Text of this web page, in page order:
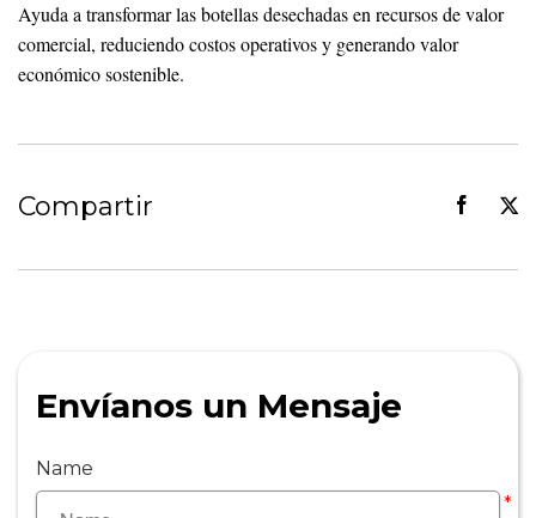
Ayuda a transformar las botellas desechadas en recursos de valor
comercial, reduciendo costos operativos y generando valor
económico sostenible.
Compartir
Envíanos un Mensaje
Name
*